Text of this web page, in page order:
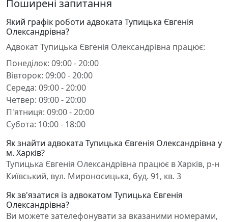
Поширені запитання
Який графік роботи адвоката Тупицька Євгенія
Олександрівна?
Адвокат Тупицька Євгенія Олександрівна працює:
Понеділок: 09:00 - 20:00
Вівторок: 09:00 - 20:00
Середа: 09:00 - 20:00
Четвер: 09:00 - 20:00
П'ятниця: 09:00 - 20:00
Субота: 10:00 - 18:00
Як знайти адвоката Тупицька Євгенія Олександрівна у
м. Харків?
Тупицька Євгенія Олександрівна працює в Харків, р-н
Київський, вул. Мироносицька, буд. 91, кв. 3
Як зв'язатися із адвокатом Тупицька Євгенія
Олександрівна?
Ви можете зателефонувати за вказаними номерами,